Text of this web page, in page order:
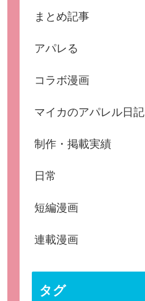
まとめ記事
アパレる
コラボ漫画
マイカのアパレル日記
制作・掲載実績
日常
短編漫画
連載漫画
タグ